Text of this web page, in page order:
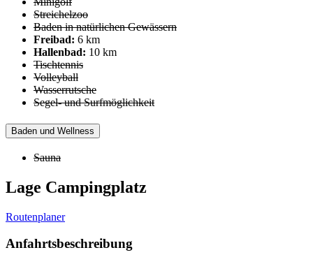
Streichelzoo
Baden in natürlichen Gewässern
Freibad: 6 km
Hallenbad: 10 km
Tischtennis
Volleyball
Wasserrutsche
Segel- und Surfmöglichkeit
Baden und Wellness
Sauna
Lage Campingplatz
Routenplaner
Anfahrtsbeschreibung